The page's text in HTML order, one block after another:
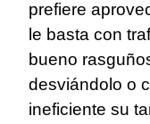
prefiere
le basta con
bueno
desviándolo o
ineficiente su